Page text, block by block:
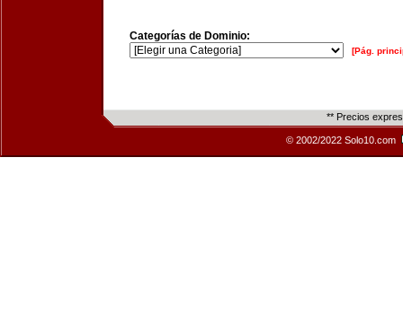
Categorías de Dominio:
[Pág.
** Precios
© 2002/2022 Solo10.com